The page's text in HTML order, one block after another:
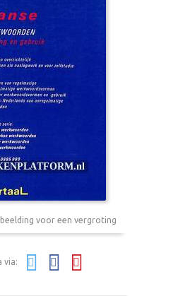
voor een vergroting
via: